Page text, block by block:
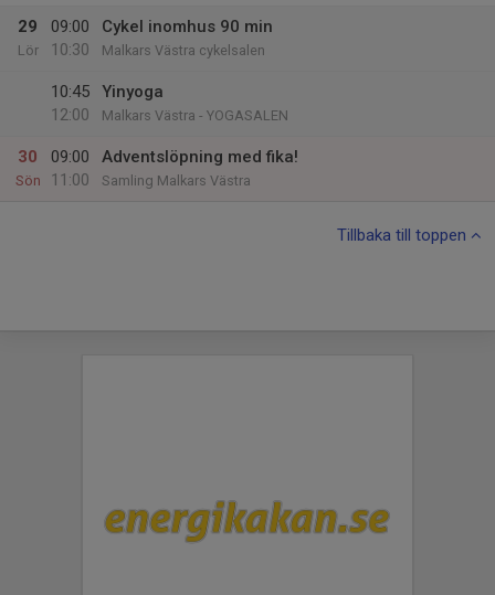
29
Lör
09:00
10:30
Cykel inomhus 90 min
Malkars Västra cykelsalen
10:45
12:00
Yinyoga
Malkars Västra - YOGASALEN
30
Sön
09:00
11:00
Adventslöpning med fika!
Samling Malkars Västra
Tillbaka till toppen